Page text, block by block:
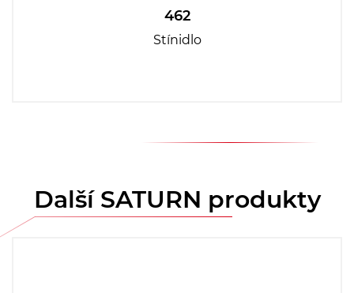
462
Stínidlo
Další SATURN produkty